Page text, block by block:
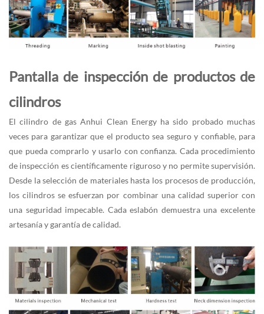
Pantalla de inspección de productos de
cilindros
El cilindro de gas Anhui Clean Energy ha sido probado muchas
veces para garantizar que el producto sea seguro y confiable, para
que pueda comprarlo y usarlo con confianza. Cada procedimiento
de inspección es científicamente riguroso y no permite supervisión.
Desde la selección de materiales hasta los procesos de producción,
los cilindros se esfuerzan por combinar una calidad superior con
una seguridad impecable. Cada eslabón demuestra una excelente
artesanía y garantía de calidad.